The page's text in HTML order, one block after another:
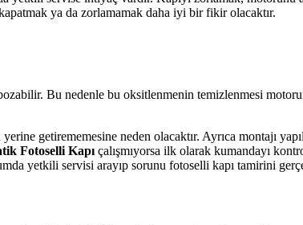
ya da zorlamamak daha iyi bir fikir olacaktır.
Bu nedenle bu oksitlenmenin temizlenmesi
getirememesine neden olacaktır. Ayrıca montajı
Fotoselli Kapı çalışmıyorsa ilk olarak kumandayı
yetkili servisi arayıp sorunu fotoselli kapı tamirini